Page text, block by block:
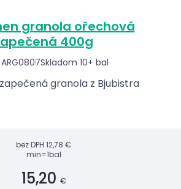
granola ořechová
400g
Skladom 10+ bal
granola z Bjubistra
bez DPH 12,78 €
min=1bal
15,20 €